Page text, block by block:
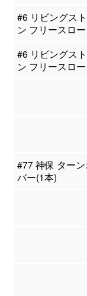
#6 リビングス
ン フリースロ
#6 リビングス
ン フリースロ
#77 神保 ター
バー(1本)